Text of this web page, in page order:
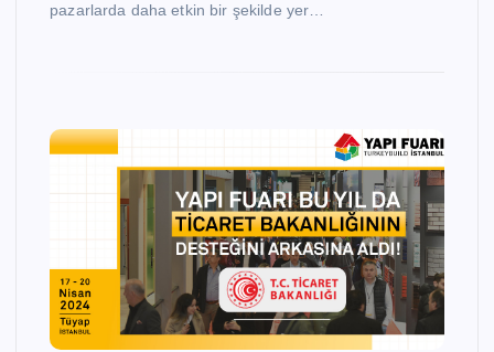
pazarlarda daha etkin bir şekilde yer…